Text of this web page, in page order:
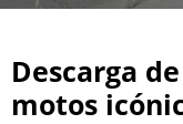
Descarga
motos